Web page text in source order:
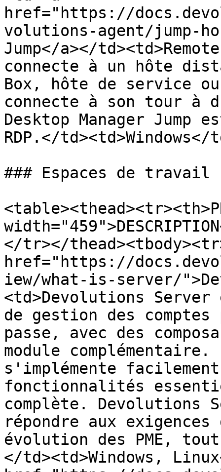
href="https://
volutions-agent/jump-
Jump</a></
connecte à un hôte
Box, hôte de service
connecte à son tour à
Desktop Manager Jump
RDP.</
### Espaces de travail
</tr></
href="https://
iew/what-is-server/
<td>Devolutions
de gestion des
passe, avec des
module
s'implémente
fonctionnalités
complète. Devolutions
répondre aux
évolution des PME,
</td><td>Windows,